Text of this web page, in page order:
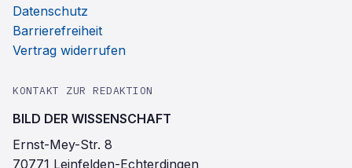
Datenschutz
Barrierefreiheit
Vertrag widerrufen
KONTAKT ZUR REDAKTION
BILD DER WISSENSCHAFT
Ernst-Mey-Str. 8
70771 Leinfelden-Echterdingen